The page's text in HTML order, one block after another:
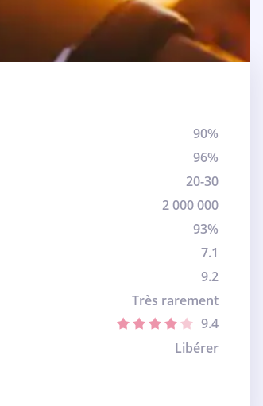
90%
96%
20-30
2 000 000
93%
7.1
9.2
Très rarement
9.4
Libérer